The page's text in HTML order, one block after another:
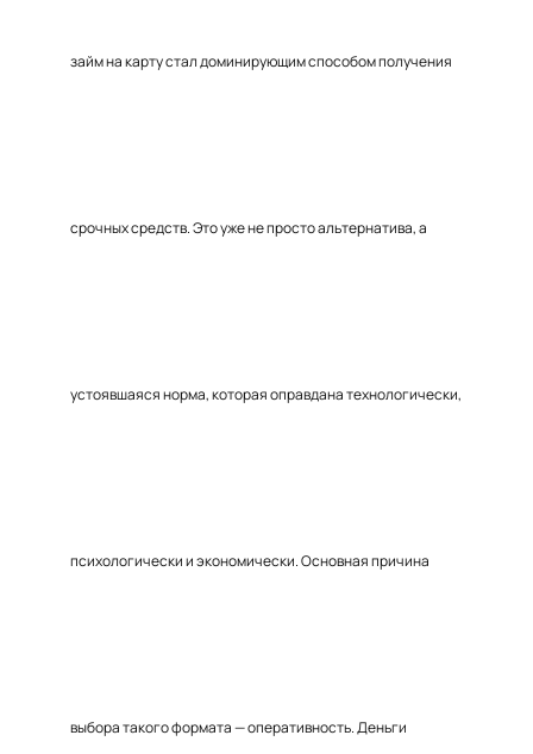
займ на карту стал доминирующим способом получения
срочных средств. Это уже не просто альтернатива, а
устоявшаяся норма, которая оправдана технологически,
психологически и экономически. Основная причина
выбора такого формата — оперативность. Деньги